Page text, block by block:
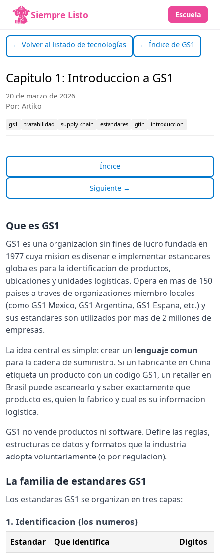
Siempre Listo Escuela
← Volver al listado de tecnologías ← Índice de GS1
Capitulo 1: Introduccion a GS1
20 de marzo de 2026
Por: Artiko
gs1 trazabilidad supply-chain estandares gtin introduccion
Índice
Siguiente →
Que es GS1
GS1 es una organizacion sin fines de lucro fundada en
1977 cuya mision es disenar e implementar estandares
globales para la identificacion de productos,
ubicaciones y unidades logisticas. Opera en mas de 150
paises a traves de organizaciones miembro locales
(como GS1 Mexico, GS1 Argentina, GS1 Espana, etc.) y
sus estandares son utilizados por mas de 2 millones de
empresas.
La idea central es simple: crear un lenguaje comun
para la cadena de suministro. Si un fabricante en China
etiqueta un producto con un codigo GS1, un retailer en
Brasil puede escanearlo y saber exactamente que
producto es, quien lo fabrico y cual es su informacion
logistica.
GS1 no vende productos ni software. Define las reglas,
estructuras de datos y formatos que la industria
adopta voluntariamente (o por regulacion).
La familia de estandares GS1
Los estandares GS1 se organizan en tres capas:
1. Identificacion (los numeros)
Estandar Que identifica Digitos